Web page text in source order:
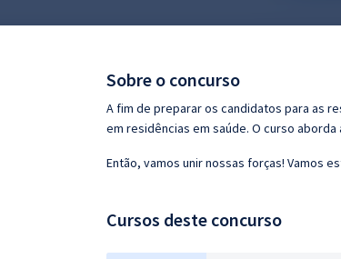
Conteúdo gratuito
Sobre o concurso
A fim de preparar os candidatos para as
em residências em saúde. O curso
Então, vamos unir nossas forças! Vamos
Cursos deste concurso